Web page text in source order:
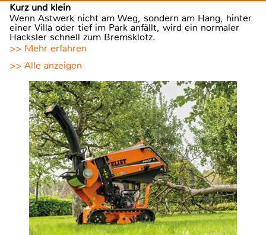
Kurz und klein
Wenn Astwerk nicht am Weg, sondern am Hang, hinter
einer Villa oder tief im Park anfällt, wird ein normaler
Häcksler schnell zum Bremsklotz.
>> Mehr erfahren
>> Alle anzeigen